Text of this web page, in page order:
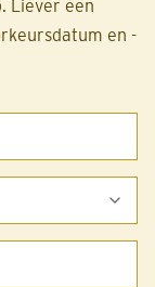
Liever een
en -